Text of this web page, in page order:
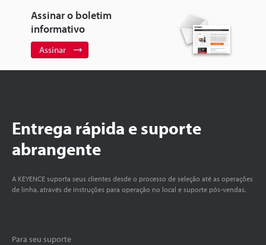
Assinar o boletim
informativo
Assinar
Entrega rápida e suporte
abrangente
A KEYENCE suporta seus clientes desde o processo de seleção até as operações
de linha, através de instruções para operação no local e suporte pós-vendas.
Para seu suporte